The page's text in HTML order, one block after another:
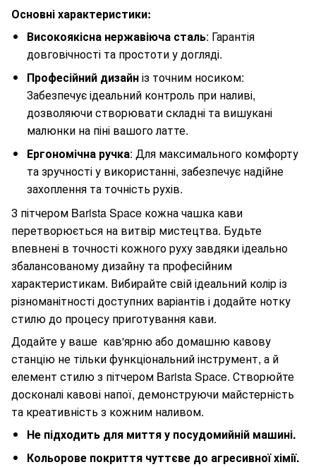
Основні характеристики:
Високоякісна нержавіюча сталь: Гарантія
довговічності та простоти у догляді.
Професійний дизайніз точним носиком:
Забезпечує ідеальний контроль при наливі,
дозволяючи створювати складні та вишукані
малюнки на піні вашого латте.
Ергономічна ручка: Для максимального комфорту
та зручності у використанні, забезпечує надійне
захоплення та точність рухів.
З пітчером Barista Space кожна чашка кави
перетворюється на витвір мистецтва. Будьте
впевнені в точності кожного руху завдяки ідеально
збалансованому дизайну та професійним
характеристикам. Вибирайте свій ідеальний колір із
різноманітності доступних варіантів і додайте нотку
стилю до процесу приготування кави.
Додайте у ваше кав'ярню або домашню кавову
станцію не тільки функціональний інструмент, а й
елемент стилю з пітчером Barista Space. Створюйте
досконалі кавові напої, демонструючи майстерність
та креативність з кожним наливом.
Не підходить для миття у посудомийній машині.
Кольорове покриття чуттєве до агресивної хімії.